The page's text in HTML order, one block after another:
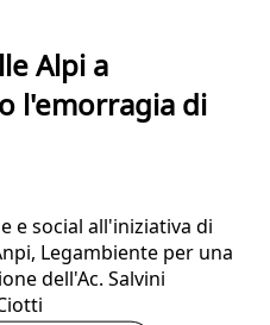
Alpi a
l'emorragia di
e social all'iniziativa di
Legambiente per una
dell'Ac. Salvini